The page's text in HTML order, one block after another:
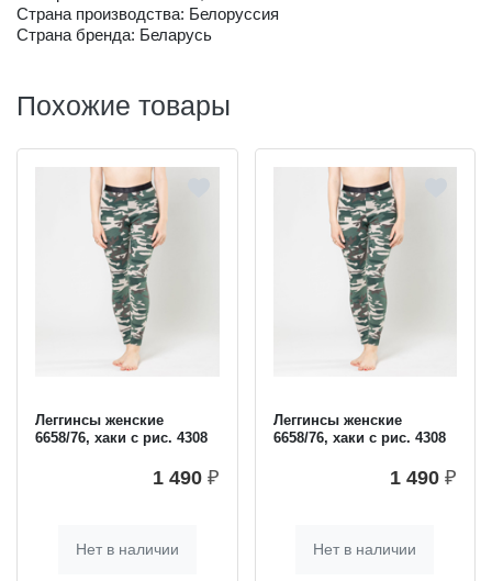
Страна производства: Белоруссия
Страна бренда: Беларусь
Похожие товары
Леггинсы женские
6658/76, хаки с рис. 4308
1 490 ₽
Нет в наличии
Леггинсы женские
6658/76, хаки с рис. 4308
1 490 ₽
Нет в наличии